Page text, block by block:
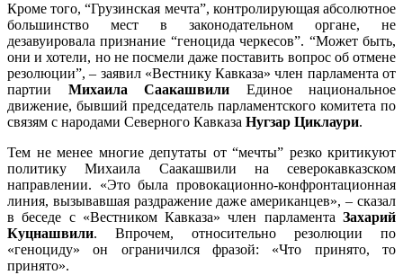
Кроме того, “Грузинская мечта”, контролирующая абсолютное
большинство мест в законодательном органе, не
дезавуировала признание “геноцида черкесов”. “Может быть,
они и хотели, но не посмели даже поставить вопрос об отмене
резолюции”, – заявил «Вестнику Кавказа» член парламента от
партии Михаила Саакашвили Единое национальное
движение, бывший председатель парламентского комитета по
связям с народами Северного Кавказа Нугзар Циклаури.
Тем не менее многие депутаты от “мечты” резко критикуют
политику Михаила Саакашвили на северокавказском
направлении. «Это была провокационно-конфронтационная
линия, вызывавшая раздражение даже американцев», – сказал
в беседе с «Вестником Кавказа» член парламента Захарий
Куцнашвили. Впрочем, относительно резолюции по
«геноциду» он ограничился фразой: «Что принято, то
принято».